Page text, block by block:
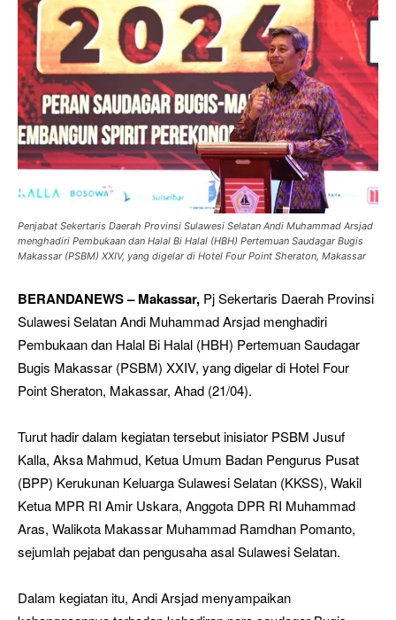
Penjabat Sekertaris Daerah Provinsi Sulawesi Selatan Andi Muhammad Arsjad
menghadiri Pembukaan dan Halal Bi Halal (HBH) Pertemuan Saudagar Bugis
Makassar (PSBM) XXIV, yang digelar di Hotel Four Point Sheraton, Makassar
BERANDANEWS – Makassar, Pj Sekertaris Daerah Provinsi
Sulawesi Selatan Andi Muhammad Arsjad menghadiri
Pembukaan dan Halal Bi Halal (HBH) Pertemuan Saudagar
Bugis Makassar (PSBM) XXIV, yang digelar di Hotel Four
Point Sheraton, Makassar, Ahad (21/04).
Turut hadir dalam kegiatan tersebut inisiator PSBM Jusuf
Kalla, Aksa Mahmud, Ketua Umum Badan Pengurus Pusat
(BPP) Kerukunan Keluarga Sulawesi Selatan (KKSS), Wakil
Ketua MPR RI Amir Uskara, Anggota DPR RI Muhammad
Aras, Walikota Makassar Muhammad Ramdhan Pomanto,
sejumlah pejabat dan pengusaha asal Sulawesi Selatan.
Dalam kegiatan itu, Andi Arsjad menyampaikan